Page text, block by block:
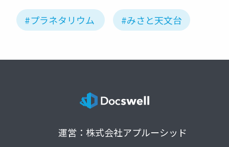
#プラネタリウム #みさと天文台
運営：株式会社アプルーシッド